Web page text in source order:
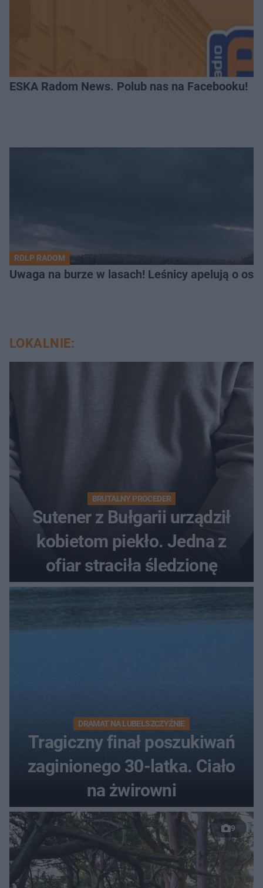
ESKA Radom News. Polub nas na Facebooku!
RDLP RADOM
Uwaga na burze w lasach! Leśnicy apelują o
LOKALNIE:
BRUTALNY PROCEDER
Sutener z Bułgarii urządził
kobietom piekło. Jedna z
ofiar straciła śledzionę
DRAMAT NA LUBELSZCZYŹNIE
Tragiczny finał poszukiwań
zaginionego 30-latka. Ciało
na żwirowni
9